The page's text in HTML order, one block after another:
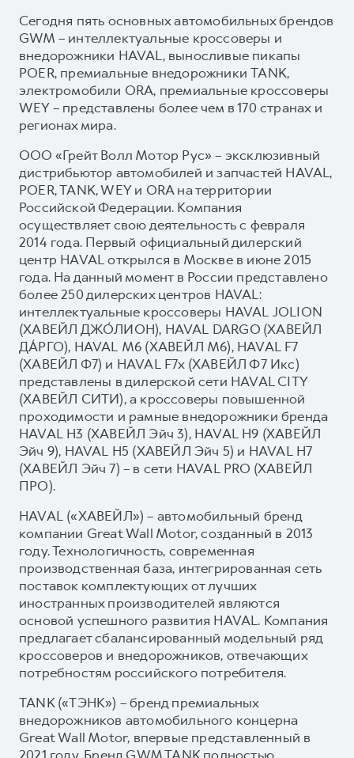
Сегодня пять основных автомобильных брендов
GWM – интеллектуальные кроссоверы и
внедорожники HAVAL, выносливые пикапы
POER, премиальные внедорожники TANK,
электромобили ORA, премиальные кроссоверы
WEY – представлены более чем в 170 странах и
регионах мира.
ООО «Грейт Волл Мотор Рус» – эксклюзивный
дистрибьютор автомобилей и запчастей HAVAL,
POER, TANK, WEY и ORA на территории
Российской Федерации. Компания
осуществляет свою деятельность с февраля
2014 года. Первый официальный дилерский
центр HAVAL открылся в Москве в июне 2015
года. На данный момент в России представлено
более 250 дилерских центров HAVAL:
интеллектуальные кроссоверы HAVAL JOLION
(ХАВЕЙЛ ДЖО́ЛИОН), HAVAL DARGO (ХАВЕЙЛ
ДА́РГО), HAVAL М6 (ХАВЕЙЛ M6), HAVAL F7
(ХАВЕЙЛ Ф7) и HAVAL F7x (ХАВЕЙЛ Ф7 Икс)
представлены в дилерской сети HAVAL CITY
(ХАВЕЙЛ СИТИ), а кроссоверы повышенной
проходимости и рамные внедорожники бренда
HAVAL H3 (ХАВЕЙЛ Эйч 3), HAVAL H9 (ХАВЕЙЛ
Эйч 9), HAVAL H5 (ХАВЕЙЛ Эйч 5) и HAVAL H7
(ХАВЕЙЛ Эйч 7) – в сети HAVAL PRO (ХАВЕЙЛ
ПРО).
HAVAL («ХАВЕЙЛ») – автомобильный бренд
компании Great Wall Motor, созданный в 2013
году. Технологичность, современная
производственная база, интегрированная сеть
поставок комплектующих от лучших
иностранных производителей являются
основой успешного развития HAVAL. Компания
предлагает сбалансированный модельный ряд
кроссоверов и внедорожников, отвечающих
потребностям российского потребителя.
TANK («ТЭНК») – бренд премиальных
внедорожников автомобильного концерна
Great Wall Motor, впервые представленный в